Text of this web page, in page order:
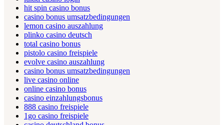
hit spin casino bonus
casino bonus umsatzbedingungen
lemon casino auszahlung
plinko casino deutsch
total casino bonus
pistolo casino freispiele
evolve casino auszahlung
casino bonus umsatzbedingungen
live casino online
online casino bonus
casino einzahlungsbonus
888 casino freispiele
1go casino freispiele